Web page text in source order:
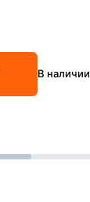
В наличии